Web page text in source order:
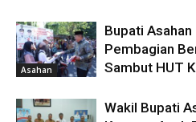
Asahan
Bupati
Pembagian
Sambut HUT
Wakil Bupati